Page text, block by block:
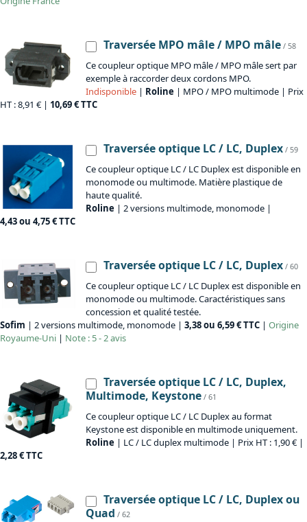
Traversée MPO mâle / MPO mâle / 58
Ce coupleur optique MPO mâle / MPO mâle sert par
exemple à raccorder deux cordons MPO.
Indisponible | Roline | MPO / MPO multimode | Prix
HT : 8,91 € | 10,69 € TTC
Traversée optique LC / LC, Duplex / 59
Ce coupleur optique LC / LC Duplex est disponible en
monomode ou multimode. Matière plastique de
haute qualité.
Roline | 2 versions multimode, monomode |
4,43 ou 4,75 € TTC
Traversée optique LC / LC, Duplex / 60
Ce coupleur optique LC / LC Duplex est disponible en
monomode ou multimode. Caractéristiques sans
concession et qualité testée.
Sofim | 2 versions multimode, monomode | 3,38 ou 6,59 € TTC | Origine
Royaume-Uni | Note : 5 - 2 avis
Traversée optique LC / LC, Duplex,
Multimode, Keystone / 61
Ce coupleur optique LC / LC Duplex au format
Keystone est disponible en multimode uniquement.
Roline | LC / LC duplex multimode | Prix HT : 1,90 € |
2,28 € TTC
Traversée optique LC / LC, Duplex ou
Quad / 62